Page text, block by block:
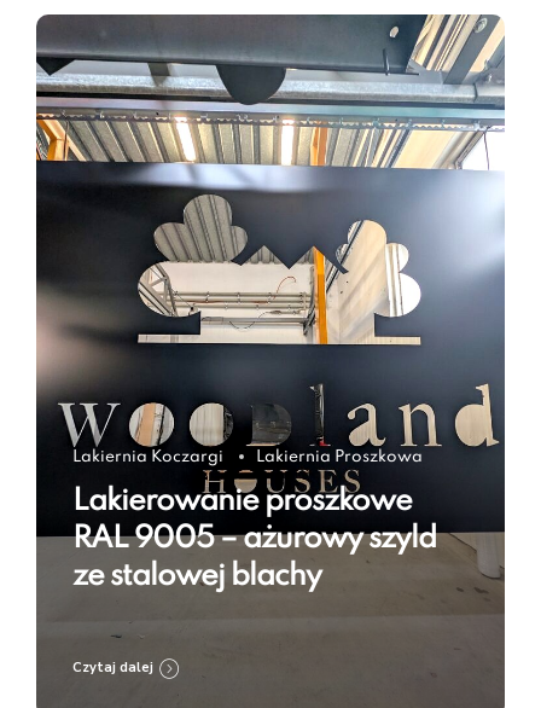
Lakiernia Koczargi Lakiernia Proszkowa
Lakierowanie proszkowe
RAL 9005 – ażurowy szyld
ze stalowej blachy
Czytaj dalej